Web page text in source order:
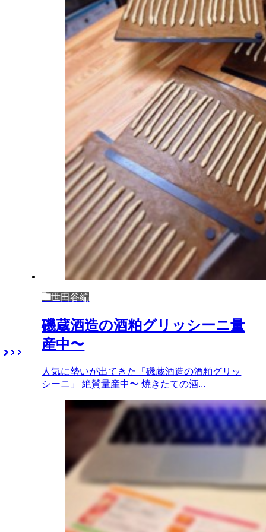
世田谷編
磯蔵酒造の酒粕グリッシーニ量
産中〜
人気に勢いが出てきた「磯蔵酒造の酒粕グリッ
シーニ」 絶賛量産中〜 焼きたての酒...